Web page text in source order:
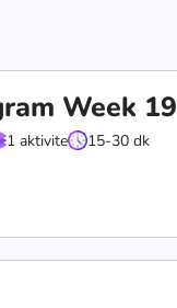
Week 19
1 aktivite
15-30 dk